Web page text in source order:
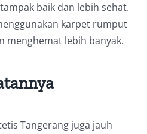
baik dan lebih sehat.
karpet rumput
menghemat lebih banyak.
Tangerang juga jauh